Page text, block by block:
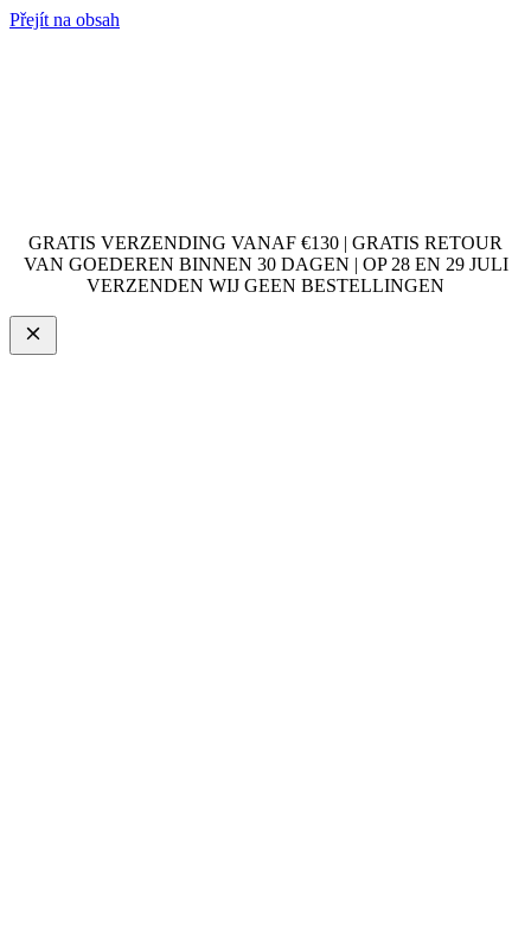
Přejít na obsah
GRATIS VERZENDING VANAF €130 | GRATIS RETOUR
VAN GOEDEREN BINNEN 30 DAGEN | OP 28 EN 29 JULI
VERZENDEN WIJ GEEN BESTELLINGEN